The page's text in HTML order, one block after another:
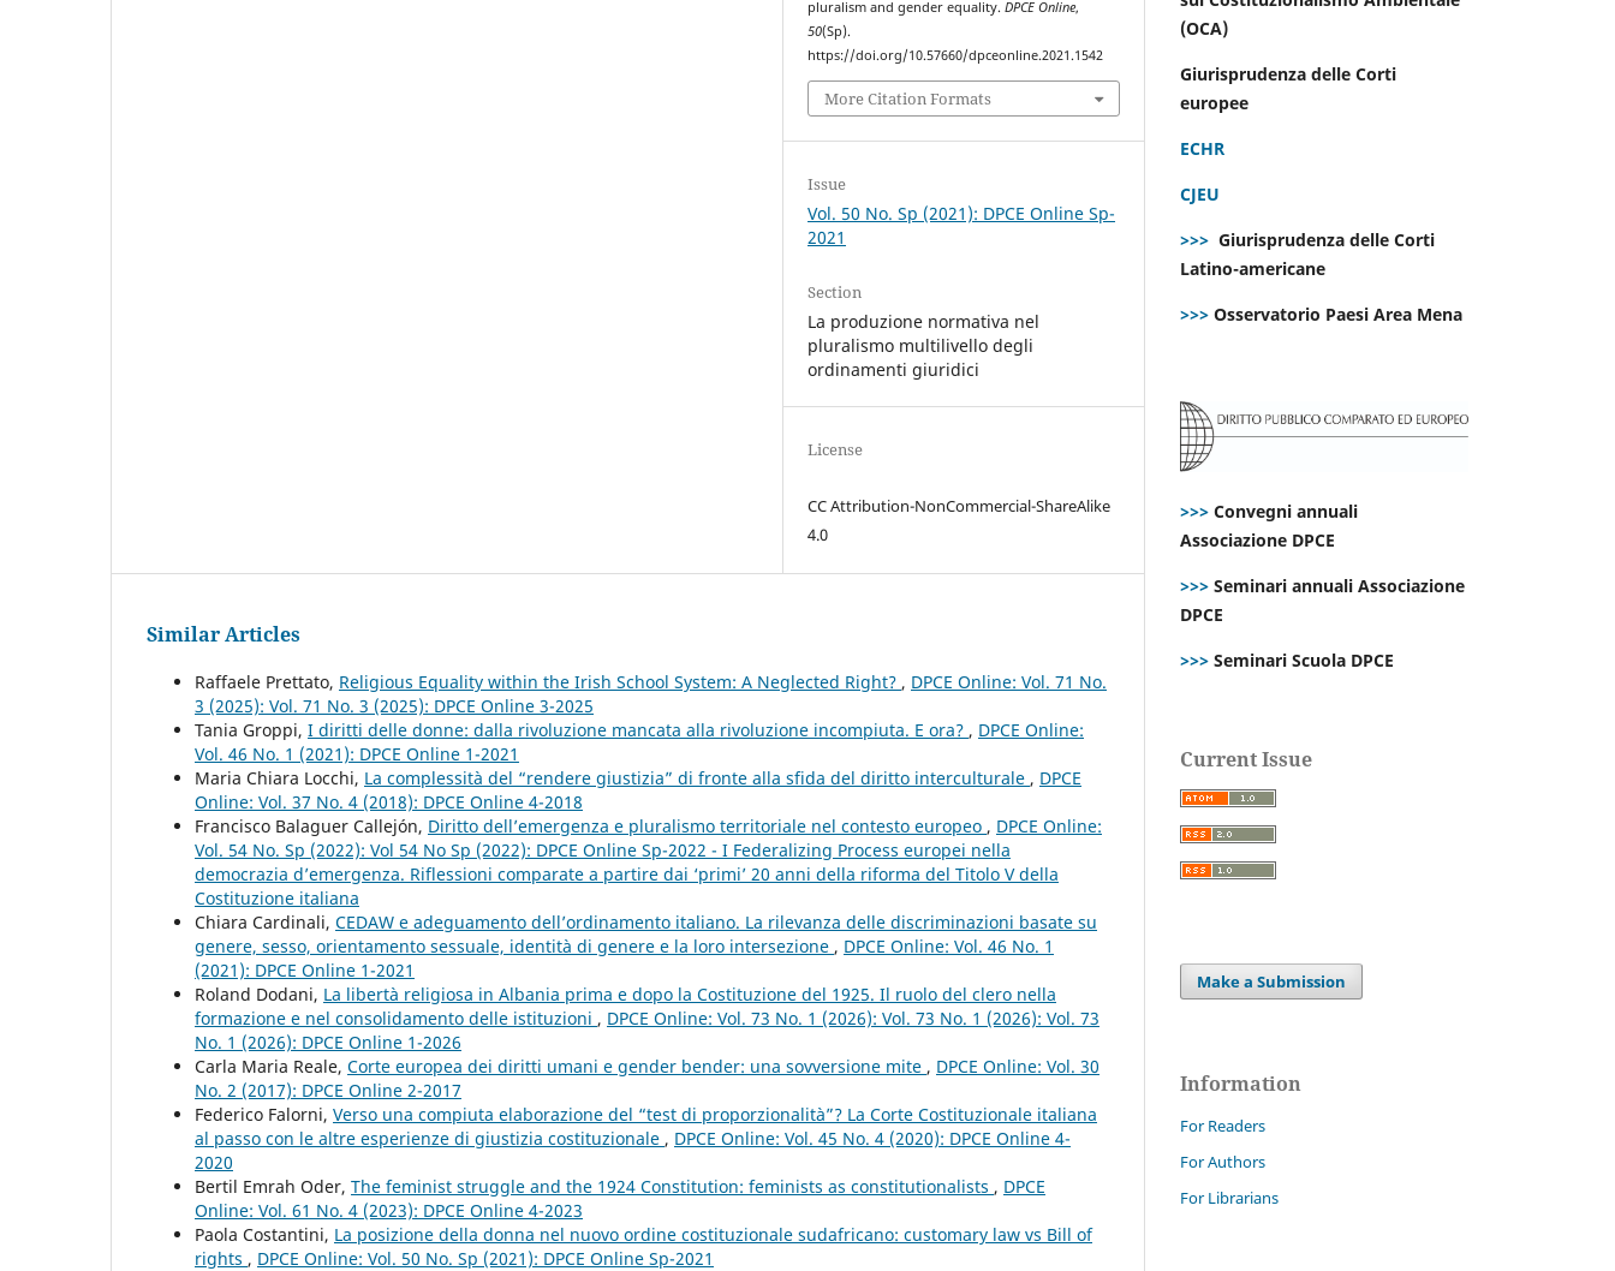
pluralism and gender equality.DPCE Online,
50(Sp).
https://doi.org/10.57660/dpceonline.2021.1542
More Citation Formats
Issue
Vol. 50 No. Sp (2021): DPCE Online Sp-
2021
Section
La produzione normativa nel
pluralismo multilivello degli
ordinamenti giuridici
License
CC Attribution-NonCommercial-ShareAlike
4.0
Similar Articles
Raffaele Prettato, Religious Equality within the Irish School System: A Neglected Right? , DPCE Online: Vol. 71 No.
3 (2025): Vol. 71 No. 3 (2025): DPCE Online 3-2025
Tania Groppi, I diritti delle donne: dalla rivoluzione mancata alla rivoluzione incompiuta. E ora? , DPCE Online:
Vol. 46 No. 1 (2021): DPCE Online 1-2021
Maria Chiara Locchi, La complessità del “rendere giustizia” di fronte alla sfida del diritto interculturale , DPCE
Online: Vol. 37 No. 4 (2018): DPCE Online 4-2018
Francisco Balaguer Callejón, Diritto dell’emergenza e pluralismo territoriale nel contesto europeo , DPCE Online:
Vol. 54 No. Sp (2022): Vol 54 No Sp (2022): DPCE Online Sp-2022 - I Federalizing Process europei nella
democrazia d’emergenza. Riflessioni comparate a partire dai ‘primi’ 20 anni della riforma del Titolo V della
Costituzione italiana
Chiara Cardinali, CEDAW e adeguamento dell’ordinamento italiano. La rilevanza delle discriminazioni basate su
genere, sesso, orientamento sessuale, identità di genere e la loro intersezione , DPCE Online: Vol. 46 No. 1
(2021): DPCE Online 1-2021
Roland Dodani, La libertà religiosa in Albania prima e dopo la Costituzione del 1925. Il ruolo del clero nella
formazione e nel consolidamento delle istituzioni , DPCE Online: Vol. 73 No. 1 (2026): Vol. 73 No. 1 (2026): Vol. 73
No. 1 (2026): DPCE Online 1-2026
Carla Maria Reale, Corte europea dei diritti umani e gender bender: una sovversione mite , DPCE Online: Vol. 30
No. 2 (2017): DPCE Online 2-2017
Federico Falorni, Verso una compiuta elaborazione del “test di proporzionalità”? La Corte Costituzionale italiana
al passo con le altre esperienze di giustizia costituzionale , DPCE Online: Vol. 45 No. 4 (2020): DPCE Online 4-
2020
Bertil Emrah Oder, The feminist struggle and the 1924 Constitution: feminists as constitutionalists , DPCE
Online: Vol. 61 No. 4 (2023): DPCE Online 4-2023
Paola Costantini, La posizione della donna nel nuovo ordine costituzionale sudafricano: customary law vs Bill of
rights , DPCE Online: Vol. 50 No. Sp (2021): DPCE Online Sp-2021
(OCA)
Giurisprudenza delle Corti
europee
ECHR
CJEU
>>> Giurisprudenza delle Corti
Latino-americane
>>> Osservatorio Paesi Area Mena
>>> Convegni annuali
Associazione DPCE
>>> Seminari annuali Associazione
DPCE
>>> Seminari Scuola DPCE
Current Issue
Make a Submission
Information
For Readers
For Authors
For Librarians